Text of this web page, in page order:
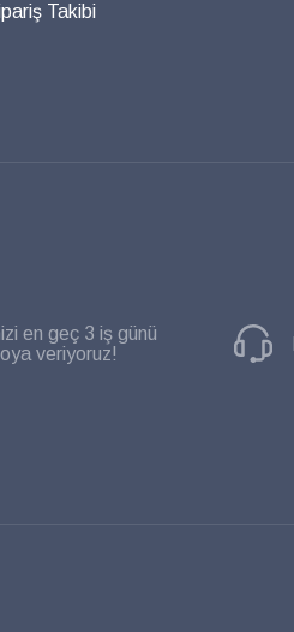
Takibi
en geç 3 iş günü
veriyoruz!